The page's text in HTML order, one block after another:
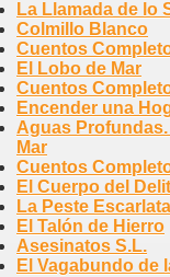
La Llamada de lo
Colmillo Blanco
Cuentos
El Lobo de Mar
Cuentos
Encender una
Aguas Profundas.
Mar
Cuentos
El Cuerpo del
La Peste Escarlata
El Talón de Hierro
Asesinatos S.L.
El Vagabundo de